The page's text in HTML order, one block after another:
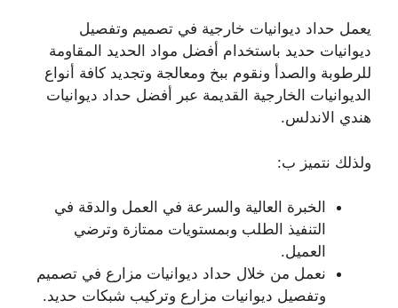
يعمل حداد ديوانيات خارجية في تصميم وتفصيل
ديوانيات حديد باستخدام أفضل مواد الحديد المقاومة
للرطوبة والصدأ ونقوم ببخ ومعالجة وتجديد كافة أنواع
الديوانيات الخارجية القديمة عبر أفضل حداد ديوانيات
هندي الاندلس.
ولذلك نتميز ب:
الخبرة العالية والسرعة في العمل والدقة في
التنفيذ الطلب وبمستويات ممتازة وترضي
العميل.
نعمل من خلال حداد ديوانيات مزارع في تصميم
وتفصيل ديوانيات مزارع وتركيب شبكات حديد.